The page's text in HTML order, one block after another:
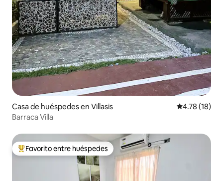
Casa de huéspedes en Villasis Calificación
4.78 (18)
Barraca Villa
Favorito entre huéspedes preferido
Favorito entre huéspedes